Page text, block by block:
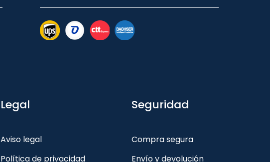
Legal
Aviso legal
Política de privacidad
Seguridad
Compra segura
Envío y devolución